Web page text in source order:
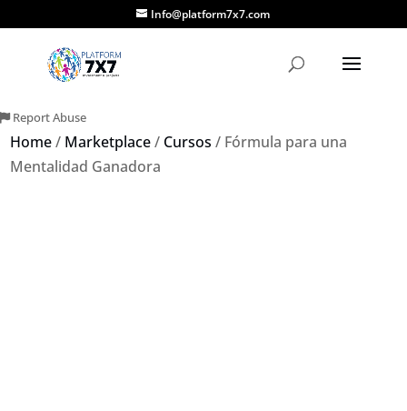
Info@platform7x7.com
Report Abuse
Home/ Marketplace/ Cursos / Fórmula para una
Mentalidad Ganadora